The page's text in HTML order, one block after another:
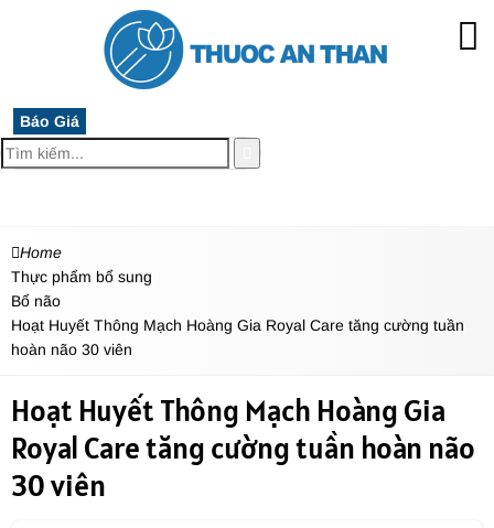
Báo Giá
Home
Thực phẩm bổ sung
Bổ não
Hoạt Huyết Thông Mạch Hoàng Gia Royal Care tăng cường tuần
hoàn não 30 viên
Hoạt Huyết Thông Mạch Hoàng Gia
Royal Care tăng cường tuần hoàn não
30 viên